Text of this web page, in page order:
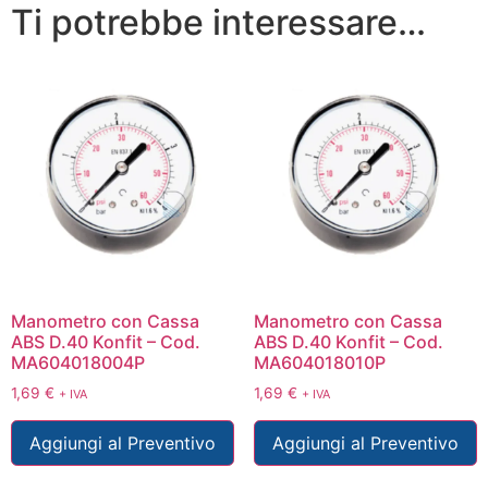
Ti potrebbe interessare…
Manometro con Cassa
ABS D.40 Konfit – Cod.
MA604018004P
1,69 € + IVA
Aggiungi al Preventivo
Manometro con Cassa
ABS D.40 Konfit – Cod.
MA604018010P
1,69 € + IVA
Aggiungi al Preventivo